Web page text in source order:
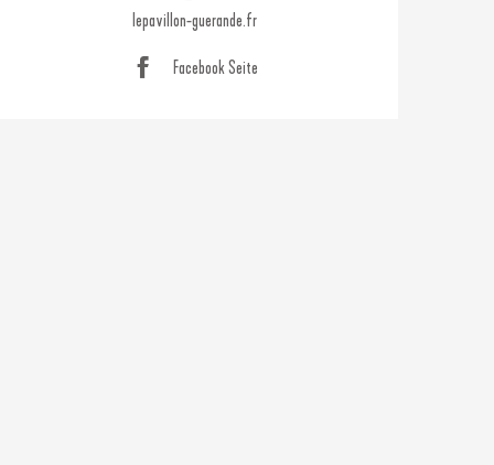
lepavillon-guerande.fr
Facebook Seite